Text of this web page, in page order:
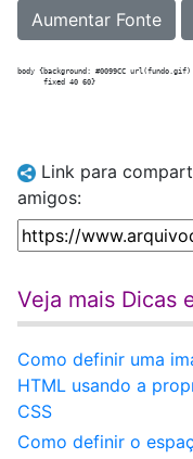
Aumentar Fonte
body {background: #0099CC
Link para
amigos:
Veja mais Dicas
Como definir uma
HTML usando a
CSS
Como definir o